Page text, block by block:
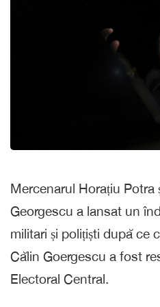
Mercenarul Horațiu Potra
Georgescu a lansat un
militari și polițiști după ce
Călin Goergescu a fost
Electoral Central.